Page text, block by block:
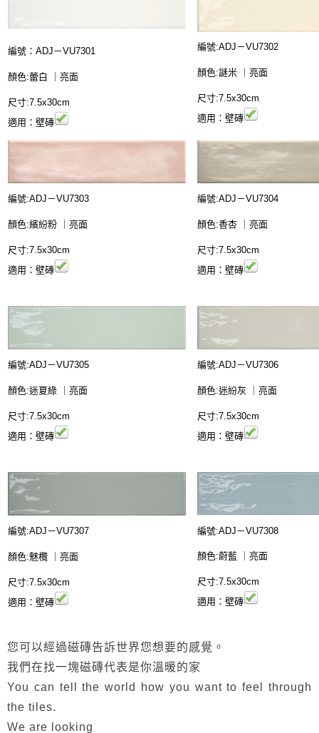
編號： ADJ－VU7301
顏色:蕾白 ｜亮面
尺寸:7.5x30cm
適用：壁磚
編號:ADJ－VU7302
顏色:謎米 亮面
尺寸:7.5x30cm
適用：壁磚
編號:ADJ－VU7303
顏色:繽紛粉 亮面
尺寸:7.5x30cm
適用：壁磚
編號:ADJ－VU7304
顏色:香杏 亮面
尺寸:7.5x30cm
適用：壁磚
編號:ADJ－VU7305
顏色:迷夏綠 亮面
尺寸:7.5x30cm
適用：壁磚
編號:ADJ－VU7306
顏色:迷紛灰 亮面
尺寸:7.5x30cm
適用：壁磚
編號:ADJ－VU7307
顏色:魅欖 亮面
尺寸:7.5x30cm
適用：壁磚
編號:ADJ－VU7308
顏色:蔚藍 亮面
尺寸:7.5x30cm
適用：壁磚
您可以經過磁磚告訴世界您想要的感覺。
我們在找一塊磁磚代表是你溫暖的家
You can tell the world how you want to feel through
the tiles.
We are looking